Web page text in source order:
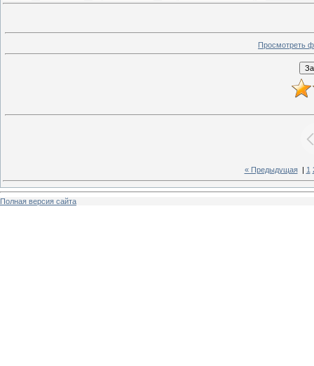
Просмотреть
« Предыдущая| 1
Полная версия сайта